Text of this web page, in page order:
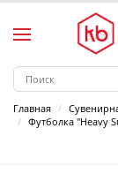
Главная
Футболка "Heavy